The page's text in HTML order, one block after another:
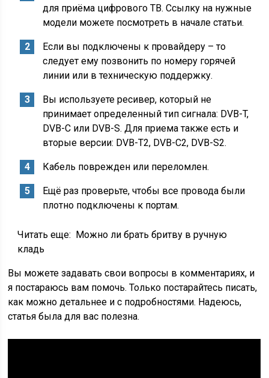
для приёма цифрового ТВ. Ссылку на нужные
модели можете посмотреть в начале статьи.
Если вы подключены к провайдеру – то
следует ему позвонить по номеру горячей
линии или в техническую поддержку.
Вы используете ресивер, который не
принимает определенный тип сигнала: DVB-T,
DVB-C или DVB-S. Для приема также есть и
вторые версии: DVB-T2, DVB-C2, DVB-S2.
Кабель поврежден или переломлен.
Ещё раз проверьте, чтобы все провода были
плотно подключены к портам.
Читать еще: Можно ли брать бритву в ручную
кладь
Вы можете задавать свои вопросы в комментариях, и
я постараюсь вам помочь. Только постарайтесь писать,
как можно детальнее и с подробностями. Надеюсь,
статья была для вас полезна.